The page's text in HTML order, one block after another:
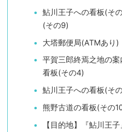
鮎川王子への看板(そ
(その9)
大塔郵便局(ATMあり)
平賀三郎終焉之地の
看板(その4)
鮎川王子への看板(そ
熊野古道の看板(その
【目的地】『鮎川王